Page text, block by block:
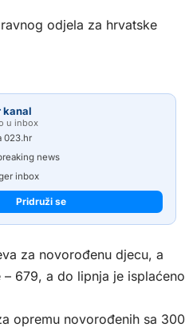
odjela za hrvatske
kanal
u inbox
023.hr
news
inbox
Pridruži se
za novorođenu djecu, a
679, a do lipnja je isplaćeno
opremu novorođenih sa 300